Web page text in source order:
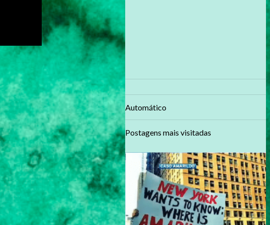
Automático
Postagens mais visitadas